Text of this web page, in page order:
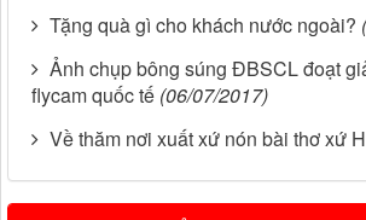
Tặng quà gì cho khách nước ngoài?
Ảnh chụp bông súng ĐBSCL đoạt
flycam quốc tế (06/07/2017)
Về thăm nơi xuất xứ nón bài thơ xứ